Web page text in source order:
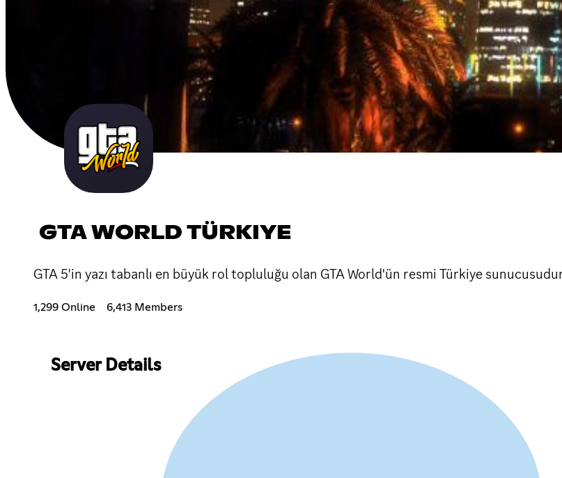
GTA WORLD TÜRKIYE
GTA 5'in yazı tabanlı en büyük rol topluluğu olan GTA World'ün resmi Türkiye
1,299 Online 6,413 Members
Server Details